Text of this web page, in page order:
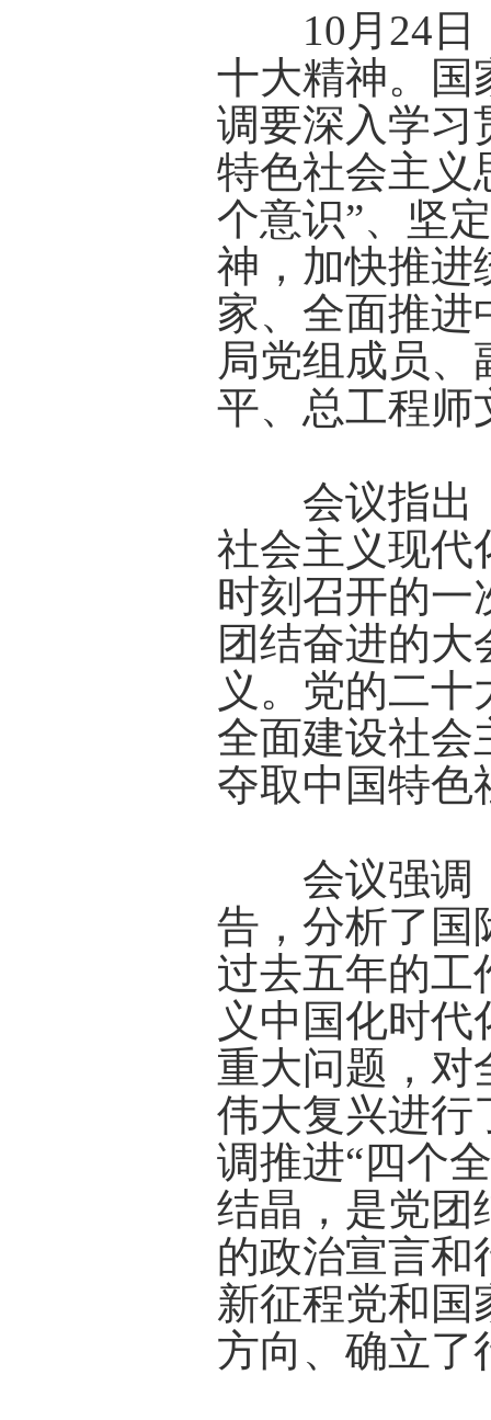
10 月 24
十大精神。国
调要深入学习
特色社会主义
个意识”、坚
神，加快推进
家、全面推进
局党组成员
平、总工程师
会议指出，
社会主义现代
时刻召开的一
团结奋进的
义。党的二
全面建设社会
夺取中国特色
会议强调，
告，分析了国
过去五年的工
义中国化时
重大问题，对
伟大复兴进行
调推进“四个
结晶，是党团
的政治宣言和
新征程党和国
方向、确立了